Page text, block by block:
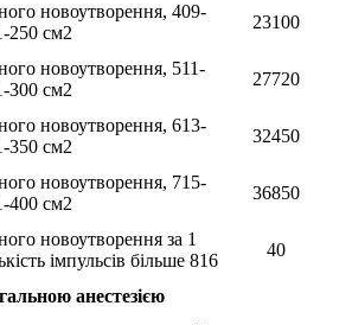
новоутворення, 409-
250 см2
23100
новоутворення, 511-
300 см2
27720
новоутворення, 613-
350 см2
32450
новоутворення, 715-
400 см2
36850
новоутворення за 1
імпульсів більше 816
40
анестезією